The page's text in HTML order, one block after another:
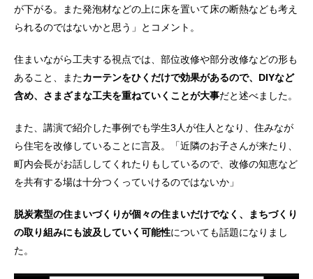
が下がる。また発泡材などの上に床を置いて床の断熱なども考え
られるのではないかと思う」とコメント。
住まいながら工夫する視点では、部位改修や部分改修などの形も
あること、またカーテンをひくだけで効果があるので、DIYなど
含め、さまざまな工夫を重ねていくことが大事だと述べました。
また、講演で紹介した事例でも学生3人が住人となり、住みなが
ら住宅を改修していることに言及。「近隣のお子さんが来たり、
町内会長がお話ししてくれたりもしているので、改修の知恵など
を共有する場は十分つくっていけるのではないか」
脱炭素型の住まいづくりが個々の住まいだけでなく、まちづくり
の取り組みにも波及していく可能性についても話題になりまし
た。